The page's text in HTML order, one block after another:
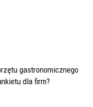
gastronomicznego
dla firm?